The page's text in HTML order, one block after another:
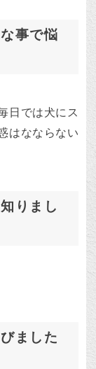
事で悩
日では犬にス
はなならない
りまし
ました